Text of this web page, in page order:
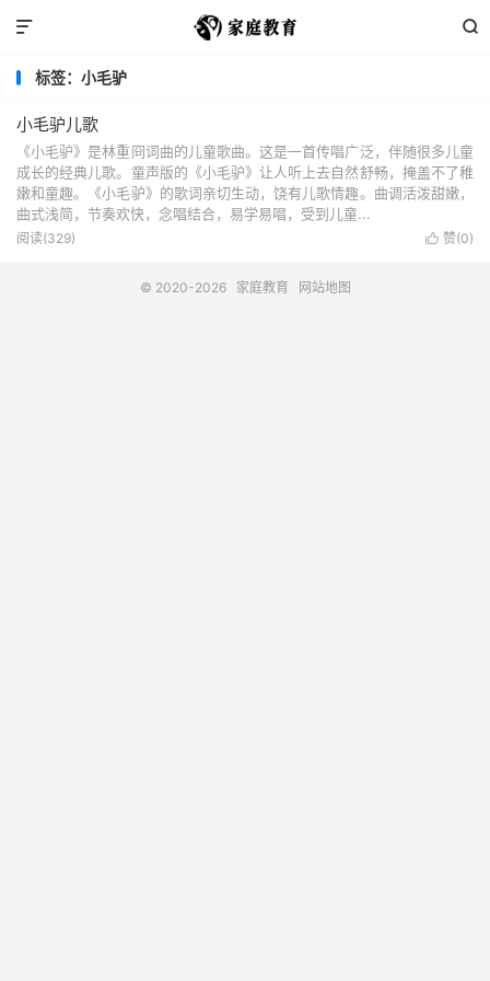


标签：小毛驴
小毛驴儿歌
《小毛驴》是林重冏词曲的儿童歌曲。这是一首传唱广泛，伴随很多儿童
成长的经典儿歌。童声版的《小毛驴》让人听上去自然舒畅，掩盖不了稚
嫩和童趣。《小毛驴》的歌词亲切生动，饶有儿歌情趣。曲调活泼甜嫩，
曲式浅简，节奏欢快，念唱结合，易学易唱，受到儿童...
 赞(0)
阅读(329)
© 2020-2026 家庭教育 网站地图